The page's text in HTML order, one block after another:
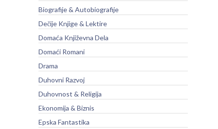
Biografije & Autobiografije
Dečije Knjige & Lektire
Domaća Književna Dela
Domaći Romani
Drama
Duhovni Razvoj
Duhovnost & Religija
Ekonomija & Biznis
Epska Fantastika